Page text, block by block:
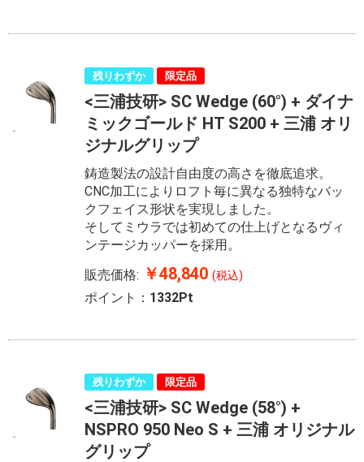
残りわずか 限定品
<三浦技研> SC Wedge (60°) + ダイナ
ミックゴールド HT S200 + 三浦 オリ
ジナルグリップ
鋳造製法の設計自由度の高さを徹底追求。
CNC加工によりロフト毎に異なる独特なバッ
クフェイス形状を実現しました。
そしてミウラでは初めての仕上げとなるヴィ
ンテージカッパーを採用。
販売価格: ￥48,840(税込)
ポイント： 1332Pt
残りわずか 限定品
<三浦技研> SC Wedge (58°) +
NSPRO 950 Neo S + 三浦 オリジナル
グリップ